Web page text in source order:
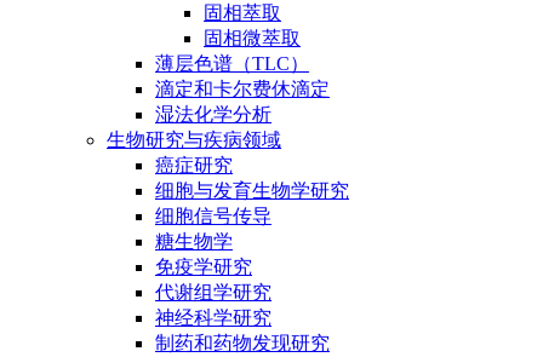
固相萃取
固相微萃取
薄层色谱（TLC）
滴定和卡尔费休滴定
湿法化学分析
生物研究与疾病领域
癌症研究
细胞与发育生物学研究
细胞信号传导
糖生物学
免疫学研究
代谢组学研究
神经科学研究
制药和药物发现研究